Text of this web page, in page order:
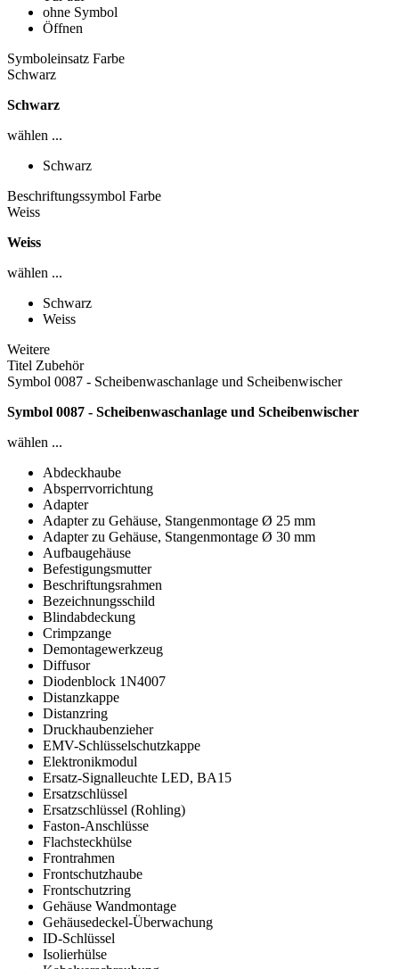
ohne Symbol
Öffnen
Symboleinsatz Farbe
Schwarz
Schwarz
wählen ...
Schwarz
Beschriftungssymbol Farbe
Weiss
Weiss
wählen ...
Schwarz
Weiss
Weitere
Titel Zubehör
Symbol 0087 - Scheibenwaschanlage und Scheibenwischer
Symbol 0087 - Scheibenwaschanlage und Scheibenwischer
wählen ...
Abdeckhaube
Absperrvorrichtung
Adapter
Adapter zu Gehäuse, Stangenmontage Ø 25 mm
Adapter zu Gehäuse, Stangenmontage Ø 30 mm
Aufbaugehäuse
Befestigungsmutter
Beschriftungsrahmen
Bezeichnungsschild
Blindabdeckung
Crimpzange
Demontagewerkzeug
Diffusor
Diodenblock 1N4007
Distanzkappe
Distanzring
Druckhaubenzieher
EMV-Schlüsselschutzkappe
Elektronikmodul
Ersatz-Signalleuchte LED, BA15
Ersatzschlüssel
Ersatzschlüssel (Rohling)
Faston-Anschlüsse
Flachsteckhülse
Frontrahmen
Frontschutzhaube
Frontschutzring
Gehäuse Wandmontage
Gehäusedeckel-Überwachung
ID-Schlüssel
Isolierhülse